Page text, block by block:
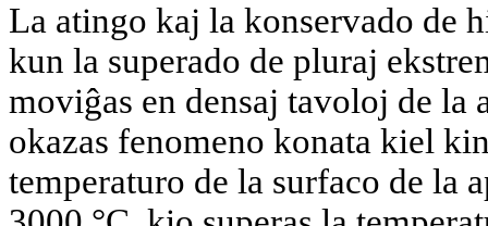
La atingo kaj la konservado de
kun la superado de pluraj
moviĝas en densaj tavoloj de la
okazas fenomeno konata kiel
temperaturo de la surfaco de la